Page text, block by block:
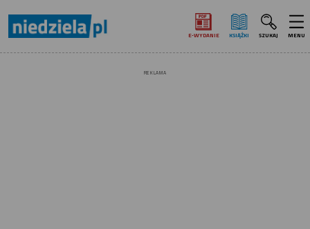
E‑WYDANIE KSIĄŻKI SZUKAJ MENU
REKLAMA